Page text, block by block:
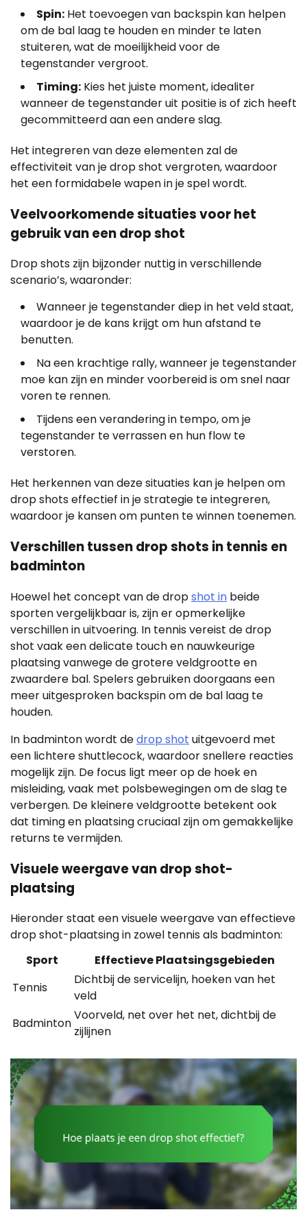
Spin: Het toevoegen van backspin kan helpen
om de bal laag te houden en minder te laten
stuiteren, wat de moeilijkheid voor de
tegenstander vergroot.
Timing: Kies het juiste moment, idealiter
wanneer de tegenstander uit positie is of zich heeft
gecommitteerd aan een andere slag.
Het integreren van deze elementen zal de
effectiviteit van je drop shot vergroten, waardoor
het een formidabele wapen in je spel wordt.
Veelvoorkomende situaties voor het
gebruik van een drop shot
Drop shots zijn bijzonder nuttig in verschillende
scenario’s, waaronder:
Wanneer je tegenstander diep in het veld staat,
waardoor je de kans krijgt om hun afstand te
benutten.
Na een krachtige rally, wanneer je tegenstander
moe kan zijn en minder voorbereid is om snel naar
voren te rennen.
Tijdens een verandering in tempo, om je
tegenstander te verrassen en hun flow te
verstoren.
Het herkennen van deze situaties kan je helpen om
drop shots effectief in je strategie te integreren,
waardoor je kansen om punten te winnen toenemen.
Verschillen tussen drop shots in tennis en
badminton
Hoewel het concept van de dropshot in beide
sporten vergelijkbaar is, zijn er opmerkelijke
verschillen in uitvoering. In tennis vereist de drop
shot vaak een delicate touch en nauwkeurige
plaatsing vanwege de grotere veldgrootte en
zwaardere bal. Spelers gebruiken doorgaans een
meer uitgesproken backspin om de bal laag te
houden.
In badminton wordt dedrop shot uitgevoerd met
een lichtere shuttlecock, waardoor snellere reacties
mogelijk zijn. De focus ligt meer op de hoek en
misleiding, vaak met polsbewegingen om de slag te
verbergen. De kleinere veldgrootte betekent ook
dat timing en plaatsing cruciaal zijn om gemakkelijke
returns te vermijden.
Visuele weergave van drop shot-
plaatsing
Hieronder staat een visuele weergave van effectieve
drop shot-plaatsing in zowel tennis als badminton:
Sport
Effectieve Plaatsingsgebieden
Tennis
Dichtbij de servicelijn, hoeken van het
veld
Badminton
Voorveld, net over het net, dichtbij de
zijlijnen